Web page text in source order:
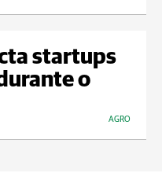
startups
o
AGRO